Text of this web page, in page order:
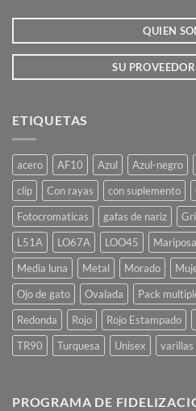
QUIEN
SU
ETIQUETAS
acero AF10 Azul Azul-negro
clip
Con rayas con suplemento
Fotocromaticas
gafas de nariz
L51A
LO67A LOO45 Mariposa
Media luna
Metal Morado
Ojo de gato
Ovalada Pack
Redonda
Rojo Rojo Estampado
TR90
Turquesa Unisex varillas
PROGRAMA DE